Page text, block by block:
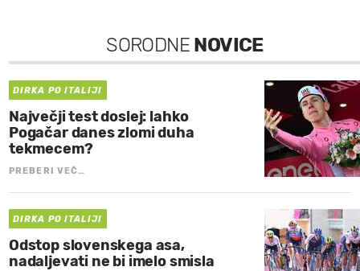
SORODNE NOVICE
DIRKA PO ITALIJI
Največji test doslej: lahko
Pogačar danes zlomi duha
tekmecem?
PREBERI VEČ…
DIRKA PO ITALIJI
Odstop slovenskega asa,
nadaljevati ne bi imelo smisla